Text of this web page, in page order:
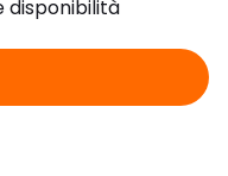
disponibilità